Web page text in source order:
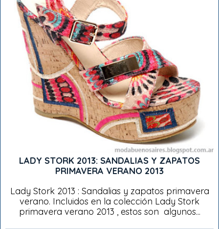
LADY STORK 2013: SANDALIAS Y ZAPATOS
PRIMAVERA VERANO 2013
Lady Stork 2013 : Sandalias y zapatos primavera
verano. Incluidos en la colección Lady Stork
primavera verano 2013 , estos son algunos...